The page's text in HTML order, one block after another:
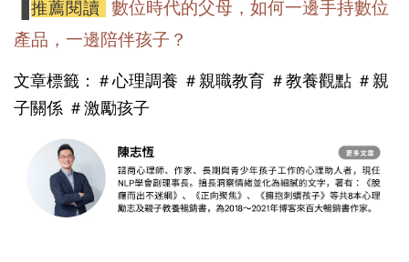
推薦閱讀
數位時代的父母，如何一邊手持數位
產品，一邊陪伴孩子？
文章標籤： ＃心理調養 ＃親職教育 ＃教養觀點 ＃親
子關係 ＃激勵孩子